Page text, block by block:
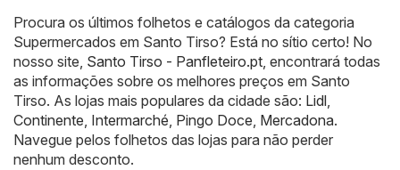
Procura os últimos folhetos e catálogos da categoria
Supermercados em Santo Tirso? Está no sítio certo! No
nosso site, Santo Tirso - Panfleteiro.pt, encontrará todas
as informações sobre os melhores preços em Santo
Tirso. As lojas mais populares da cidade são: Lidl,
Continente, Intermarché, Pingo Doce, Mercadona.
Navegue pelos folhetos das lojas para não perder
nenhum desconto.